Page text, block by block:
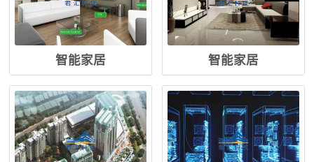
智能家居 智能家居